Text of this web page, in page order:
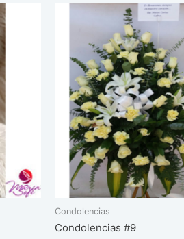
Condolencias
Condolencias #9